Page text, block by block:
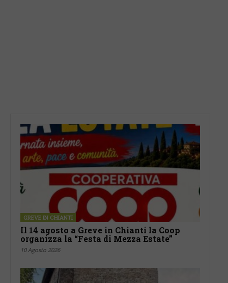
GREVE IN CHIANTI
Il 14 agosto a Greve in Chianti la Coop
organizza la “Festa di Mezza Estate”
10 Agosto 2026